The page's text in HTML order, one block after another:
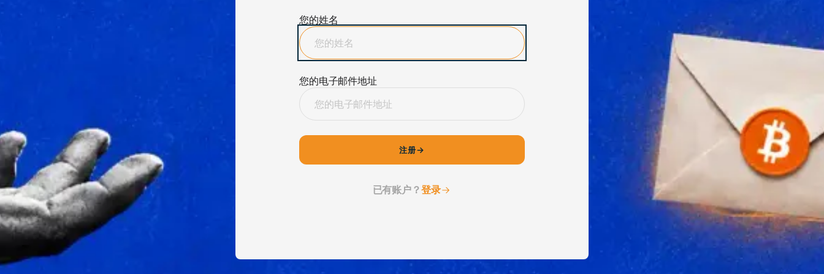
您的姓名
您的电子邮件地址
注册
已有账户？登录